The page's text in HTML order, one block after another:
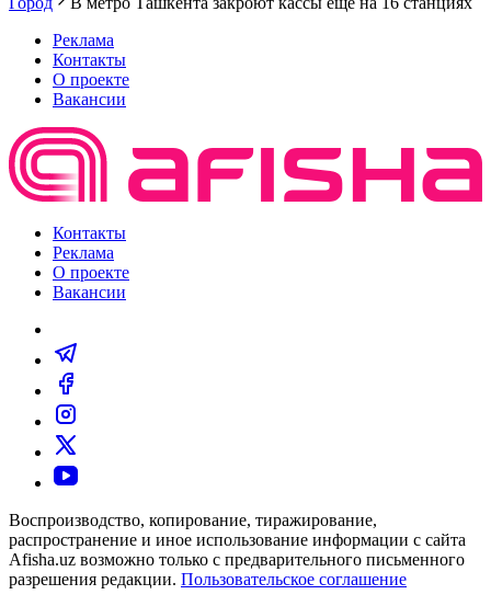
Реклама
Контакты
О проекте
Вакансии
Контакты
Реклама
О проекте
Вакансии
Воспроизводство, копирование, тиражирование,
распространение и иное использование информации с сайта
Afisha.uz возможно только с предварительного письменного
разрешения редакции. Пользовательское соглашение